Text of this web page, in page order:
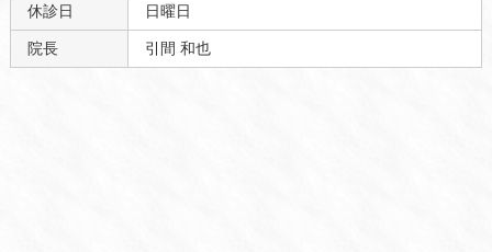
休診日 日曜日
院長 引間 和也